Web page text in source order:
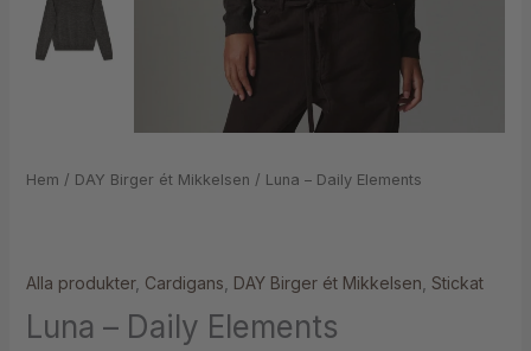
Hem / DAY Birger ét Mikkelsen / Luna – Daily Elements
Alla produkter, Cardigans DAY Birger ét Mikkelsen Stickat
Luna – Daily Elements